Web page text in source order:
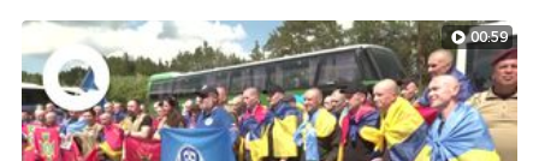
00:59